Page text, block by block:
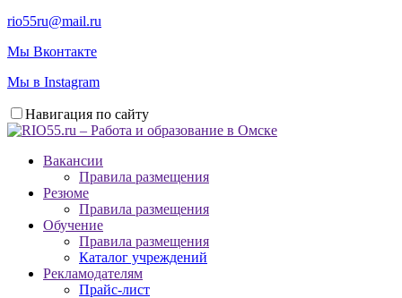
rio55ru@mail.ru
Мы Вконтакте
Мы в Instagram
Навигация по сайту
Вакансии
Правила размещения
Резюме
Правила размещения
Обучение
Правила размещения
Каталог учреждений
Рекламодателям
Прайс-лист